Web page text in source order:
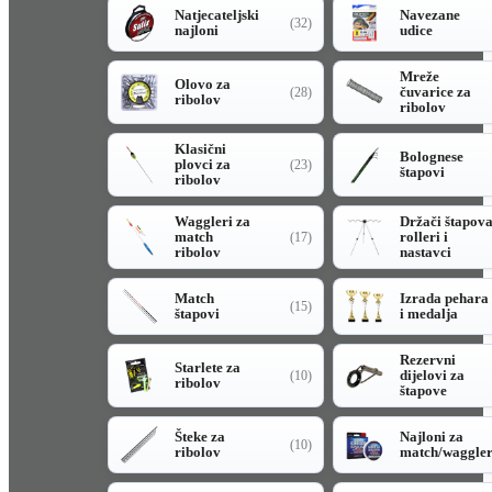
Natjecateljski
najloni
(32)
Navezane
udice
Olovo za
ribolov
(28)
Mreže
čuvarice za
ribolov
Klasični
plovci za
ribolov
(23)
Bolognese
štapovi
Waggleri za
match
ribolov
(17)
Držači štapova
rolleri i
nastavci
Match
štapovi
(15)
Izrada pehara
i medalja
Starlete za
ribolov
(10)
Rezervni
dijelovi za
štapove
Šteke za
ribolov
(10)
Najloni za
match/waggler